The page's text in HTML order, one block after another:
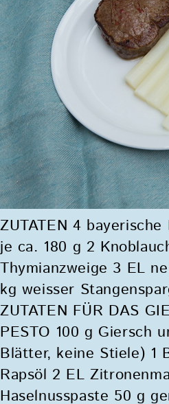
ZUTATEN 4
je ca. 180 g 2
Thymianzweige 3 EL
kg weisser
ZUTATEN FÜR DAS
PESTO 100 g Giersch
Blätter, keine Stiele) 1
Rapsöl 2 EL
Haselnusspaste 50 g